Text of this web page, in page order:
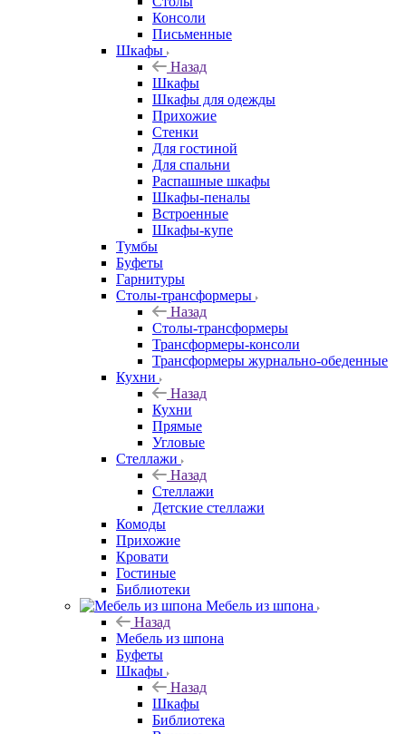
Консоли
Письменные
Шкафы
Назад
Шкафы
Шкафы для одежды
Прихожие
Стенки
Для гостиной
Для спальни
Распашные шкафы
Шкафы-пеналы
Встроенные
Шкафы-купе
Тумбы
Буфеты
Гарнитуры
Столы-трансформеры
Назад
Столы-трансформеры
Трансформеры-консоли
Трансформеры журнально-обеденные
Кухни
Назад
Кухни
Прямые
Угловые
Стеллажи
Назад
Стеллажи
Детские стеллажи
Комоды
Прихожие
Кровати
Гостиные
Библиотеки
Мебель из шпона
Назад
Мебель из шпона
Буфеты
Шкафы
Назад
Шкафы
Библиотека